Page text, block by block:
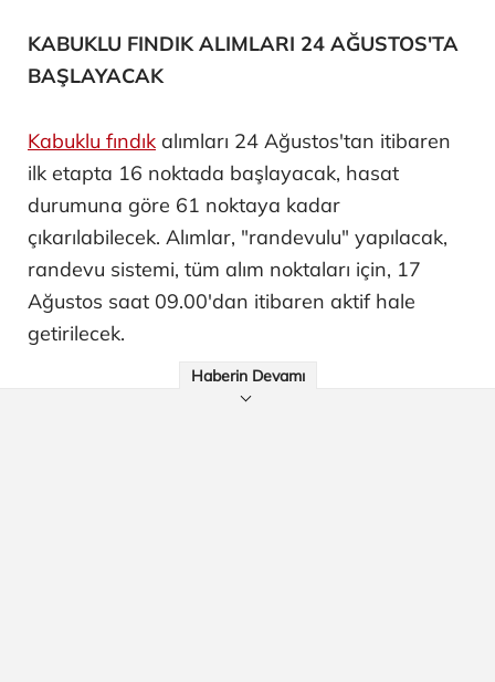
KABUKLU FINDIK ALIMLARI 24 AĞUSTOS'TA
BAŞLAYACAK
Kabuklu fındık alımları 24 Ağustos'tan itibaren
ilk etapta 16 noktada başlayacak, hasat
durumuna göre 61 noktaya kadar
çıkarılabilecek. Alımlar, "randevulu" yapılacak,
randevu sistemi, tüm alım noktaları için, 17
Ağustos saat 09.00'dan itibaren aktif hale
getirilecek.
Haberin Devamı